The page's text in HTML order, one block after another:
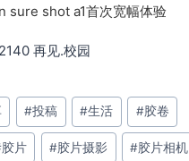
sure shot a1首次宽幅体验
再见.校园
#投稿 #生活 #胶卷
胶片 #胶片摄影 #胶片相机